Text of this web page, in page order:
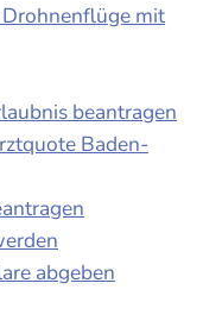
mit
beantragen
Baden-
abgeben